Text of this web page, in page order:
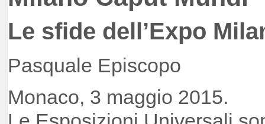
Le sfide dell’Expo
Pasquale Episcopo
Monaco, 3 maggio 2015.